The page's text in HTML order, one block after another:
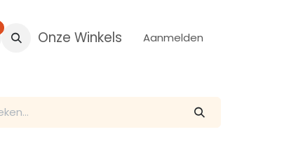
Onze Winkels Aanmelden